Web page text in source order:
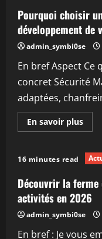
de
pour
en
2026
Pourquoi choisir
développement de
admin_symbi0se
En bref Aspect Ce
concret Sécurité
adaptées,
En savoir plusEn
savoir
en
bois
jouet
pour
le
de
16 minutes read
Découvrir la
activités en 2026
admin_symbi0se
En bref : Je vous